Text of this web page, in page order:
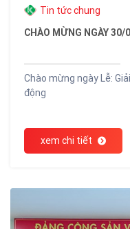
Tin tức chung
CHÀO MỪNG NGÀY
Chào mừng ngày Lễ:
động
xem chi tiết